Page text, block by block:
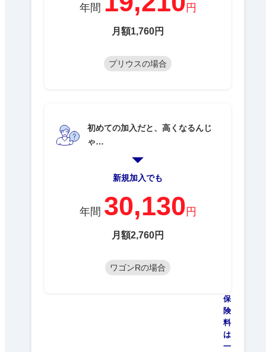
年間 円
月額1,760円
プリウスの場合
初めての加入だと、高くなるんじ
ゃ…
新規加入でも
年間 30,130 円
月額2,760円
ワゴンRの場合
保
険
料
は
一